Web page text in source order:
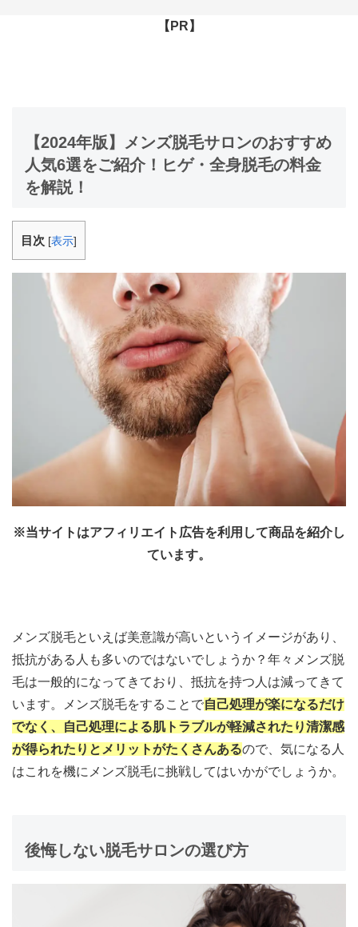
【PR】
【2024年版】メンズ脱毛サロンのおすすめ
人気6選をご紹介！ヒゲ・全身脱毛の料金
を解説！
目次 [表示]
※当サイトはアフィリエイト広告を利用して商品を紹介し
ています。
メンズ脱毛といえば美意識が高いというイメージがあり、
抵抗がある人も多いのではないでしょうか？年々メンズ脱
毛は一般的になってきており、抵抗を持つ人は減ってきて
います。メンズ脱毛をすることで自己処理が楽になるだけ
でなく、自己処理による肌トラブルが軽減されたり清潔感
が得られたりとメリットがたくさんあるので、気になる人
はこれを機にメンズ脱毛に挑戦してはいかがでしょうか。
後悔しない脱毛サロンの選び方